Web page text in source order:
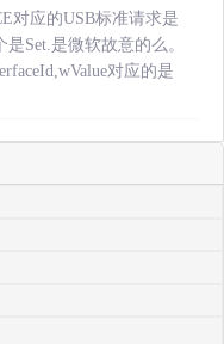
对应的USB标准请求是
Set.是微软故意的么。
对应的是